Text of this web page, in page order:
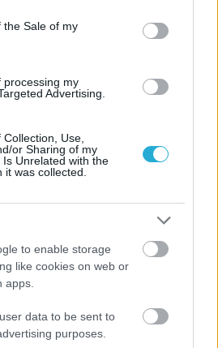
purposes in below Google
the Sale of my
processing my
Advertising.
Use,
or Sharing of my
Unrelated with the
was collected.
to enable storage
like cookies on web or
apps.
data to be sent to
purposes.